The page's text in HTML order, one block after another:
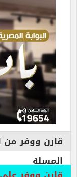
قارن ووفر من
المسلة